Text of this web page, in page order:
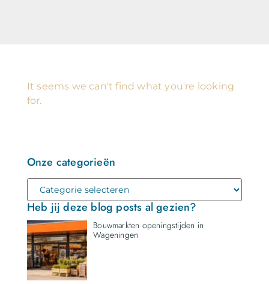
Onze categorieën
Heb jij deze blog posts al gezien?
Bouwmarkten openingstijden in
Wageningen
It seems we can't find what you're looking
for.